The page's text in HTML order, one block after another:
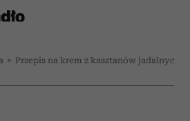
> Przepis na krem z kasztanów jadalnych